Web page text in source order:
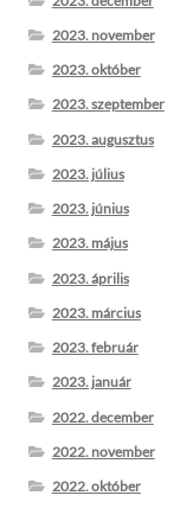
2023. november
2023. október
2023. szeptember
2023. augusztus
2023. július
2023. június
2023. május
2023. április
2023. március
2023. február
2023. január
2022. december
2022. november
2022. október